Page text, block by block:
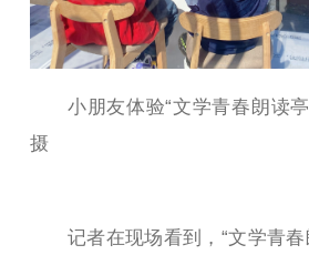
小朋友体验“文学青春朗读
摄
记者在现场看到，“文学青春